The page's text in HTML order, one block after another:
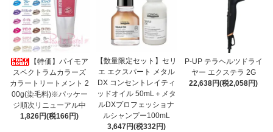
【特価】パイモア
スペクトラムカラーズ
カラートリートメント 2
00g(染毛料)※パッケー
ジ順次リニューアル中
1,826円(税166円)
【数量限定セット】セリ
エ エクスパート メタル
DX コンセントレイティ
ッドオイル 50mL＋メタ
ルDXプロフェッショナ
ルシャンプー100mL
3,647円(税332円)
P-UP テラヘルツドライ
ヤー エクステラ 2G
22,638円(税2,058円)